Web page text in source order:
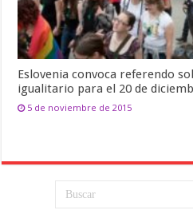
Eslovenia convoca referendo
igualitario para el 20 de
5 de noviembre de 2015